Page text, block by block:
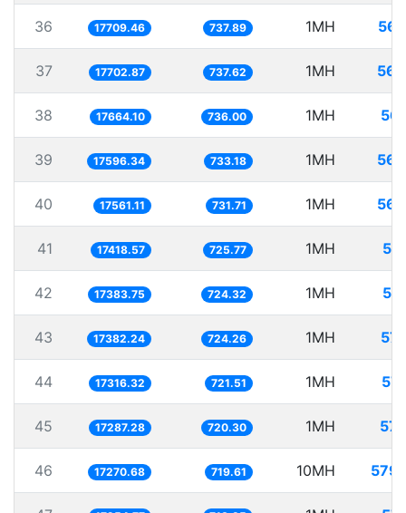
36 17709.46 737.89 1MH
37 17702.87 737.62 1MH
38 17664.10 736.00 1MH
39 17596.34 733.18 1MH
40 17561.11 731.71 1MH
41 17418.57 725.77 1MH
42 17383.75 724.32 1MH
43 17382.24 724.26 1MH
44 17316.32 721.51 1MH
45 17287.28 720.30 1MH
46 17270.68 719.61 10MH